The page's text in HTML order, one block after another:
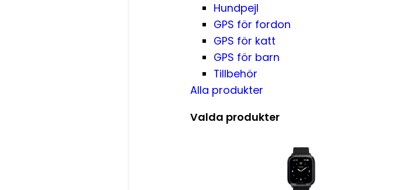
Hundpejl
GPS för fordon
GPS för katt
GPS för barn
Tillbehör
Alla produkter
Valda produkter